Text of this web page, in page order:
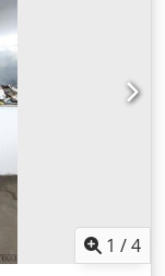
1 /4